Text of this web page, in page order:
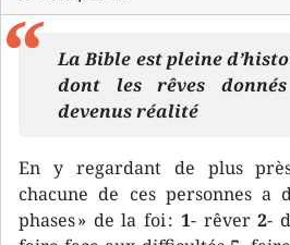
La Bible est pleine
dont les rêves
devenus réalité
En y regardant de plus
chacune de ces personnes a
phases » de la foi : 1- rêver2-